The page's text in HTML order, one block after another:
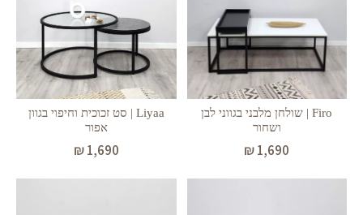
Firo | שולחן מלבני בגווני לבן
ושחור
₪1,690
Liyaa | סט זכוכית וחיפוי בגוון
אפור
₪1,690